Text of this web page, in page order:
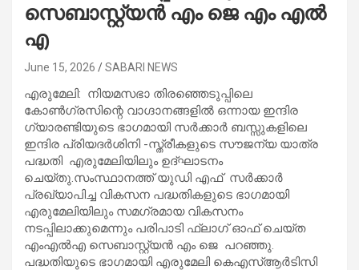
സെബാസ്റ്റ്യൻ എം ജെ എം എൽ
എ
June 15, 2026 SABARI NEWS
എരുമേലി: നിയമസഭാ തിരഞ്ഞെടുപ്പിലെ
കോണ്‍ഗ്രസിന്റെ വാഗ്ദാനങ്ങളില്‍ ഒന്നായ ഇന്ദിര
ഗ്യാരണ്ടിയുടെ ഭാഗമായി സര്‍ക്കാര്‍ ബസ്സുകളിലെ
ഇന്ദിര പ്രിയദര്‍ശിനി -സ്ത്രീകളുടെ സൗജന്യ യാത്ര
പദ്ധതി എരുമേലിയിലും ഉദ്ഘാടനം
ചെയ്തു.സംസ്ഥാനത്ത് യുഡി എഫ് സര്‍ക്കാര്‍
പ്രഖ്യാപിച്ച വികസന പദ്ധതികളുടെ ഭാഗമായി
എരുമേലിയിലും സമഗ്രമായ വികസനം
നടപ്പിലാക്കുമെന്നും പരിപാടി ഫ്‌ലാഗ് ഓഫ് ചെയ്ത
എംഎല്‍എ സെബാസ്റ്റ്യൻ എം ജെ പറഞ്ഞു.
പദ്ധതിയുടെ ഭാഗമായി എരുമേലി കെഎസ്ആര്‍ടിസി